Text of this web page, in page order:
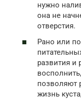
нужно
она не
отверстия.
Рано или
развития и
позволяют
жизнь